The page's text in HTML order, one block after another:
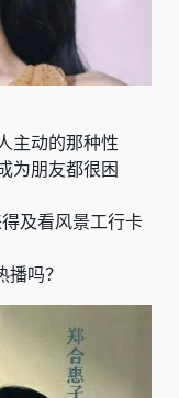
主动的那种性
为朋友都很困
及看风景工行卡
吗？